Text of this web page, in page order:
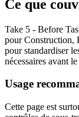
Ce que
Take 5 - Before
pour Construction,
pour standardiser
nécessaires avant
Usage
Cette page est